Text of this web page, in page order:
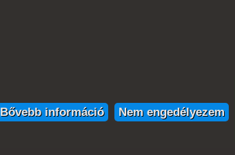
Bővebb információ Nem engedélyezem